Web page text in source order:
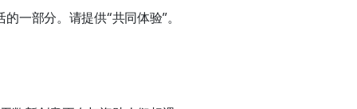
一部分。请提供“共同体验”。